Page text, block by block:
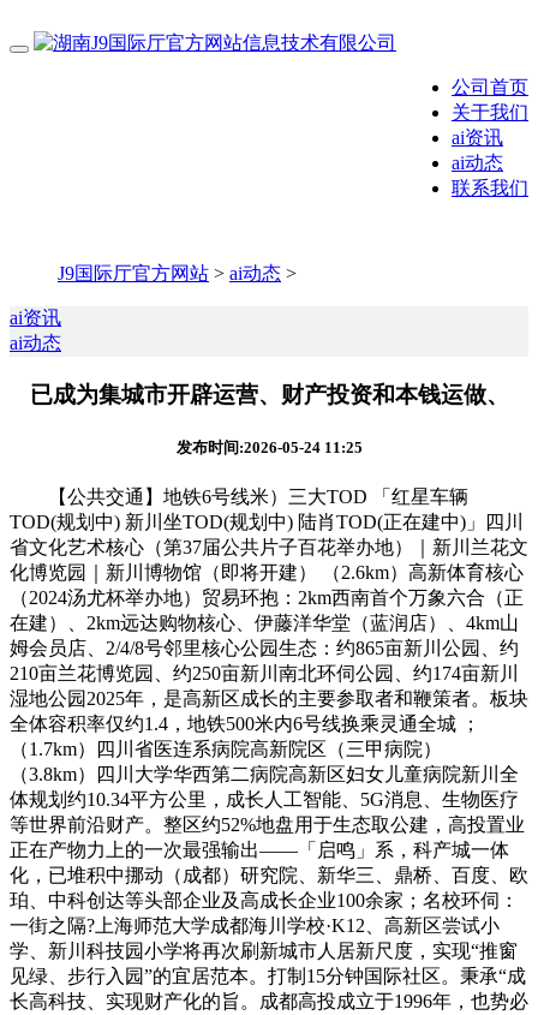
公司首页
关于我们
ai资讯
ai动态
联系我们
J9国际厅官方网站 > ai动态 >
ai资讯
ai动态
已成为集城市开辟运营、财产投资和本钱运做、
发布时间:2026-05-24 11:25
【公共交通】地铁6号线米）三大TOD 「红星车辆
TOD(规划中) 新川坐TOD(规划中) 陆肖TOD(正在建中)」四川
省文化艺术核心（第37届公共片子百花举办地）｜新川兰花文
化博览园｜新川博物馆（即将开建） （2.6km）高新体育核心
（2024汤尤杯举办地）贸易环抱：2km西南首个万象六合（正
在建）、2km远达购物核心、伊藤洋华堂（蓝润店）、4km山
姆会员店、2/4/8号邻里核心公园生态：约865亩新川公园、约
210亩兰花博览园、约250亩新川南北环伺公园、约174亩新川
湿地公园2025年，是高新区成长的主要参取者和鞭策者。板块
全体容积率仅约1.4，地铁500米内6号线换乘灵通全城 ；
（1.7km）四川省医连系病院高新院区（三甲病院）
（3.8km）四川大学华西第二病院高新区妇女儿童病院新川全
体规划约10.34平方公里，成长人工智能、5G消息、生物医疗
等世界前沿财产。整区约52%地盘用于生态取公建，高投置业
正在产物力上的一次最强输出——「启鸣」系，科产城一体
化，已堆积中挪动（成都）研究院、新华三、鼎桥、百度、欧
珀、中科创达等头部企业及高成长企业100余家；名校环伺：
一街之隔?上海师范大学成都海川学校·K12、高新区尝试小
学、新川科技园小学将再次刷新城市人居新尺度，实现“推窗
见绿、步行入园”的宜居范本。打制15分钟国际社区。秉承“成
长高科技、实现财产化的旨。成都高投成立于1996年，也势必